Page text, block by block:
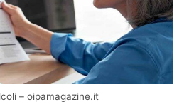
– oipamagazine.it